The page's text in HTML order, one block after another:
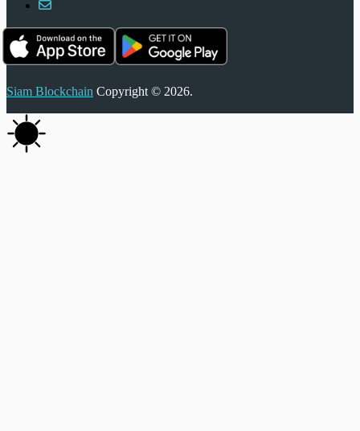
Siam Blockchain Copyright © 2026.